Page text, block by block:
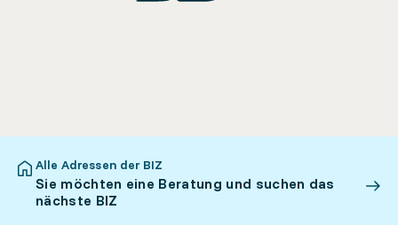
Alle Adressen der BIZ
Sie möchten eine Beratung und suchen das
nächste BIZ